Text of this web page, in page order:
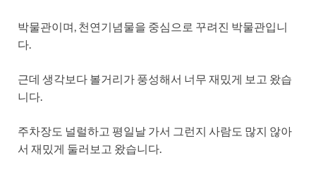
박물관이며, 천연기념물을 중심으로 꾸려진 박물관입니
다.
근데 생각보다 볼거리가 풍성해서 너무 재밌게 보고 왔습
니다.
주차장도 널럴하고 평일날 가서 그런지 사람도 많지 않아
서 재밌게 둘러보고 왔습니다.